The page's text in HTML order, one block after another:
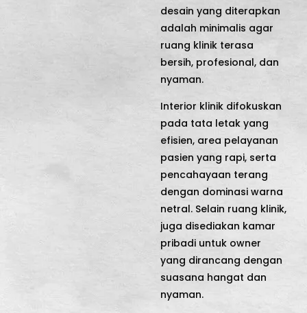
desain yang diterapkan
adalah minimalis agar
ruang klinik terasa
bersih, profesional, dan
nyaman.
Interior klinik difokuskan
pada tata letak yang
efisien, area pelayanan
pasien yang rapi, serta
pencahayaan terang
dengan dominasi warna
netral. Selain ruang klinik,
juga disediakan kamar
pribadi untuk owner
yang dirancang dengan
suasana hangat dan
nyaman.